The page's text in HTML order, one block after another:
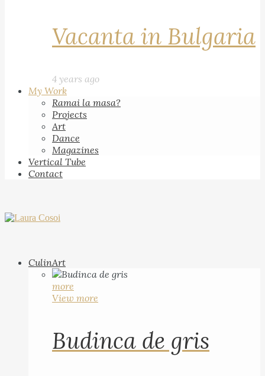
Vacanta in Bulgaria
4 years ago
My Work
Ramai la masa?
Projects
Art
Dance
Magazines
Vertical Tube
Contact
CulinArt
more
View more
Budinca de gris